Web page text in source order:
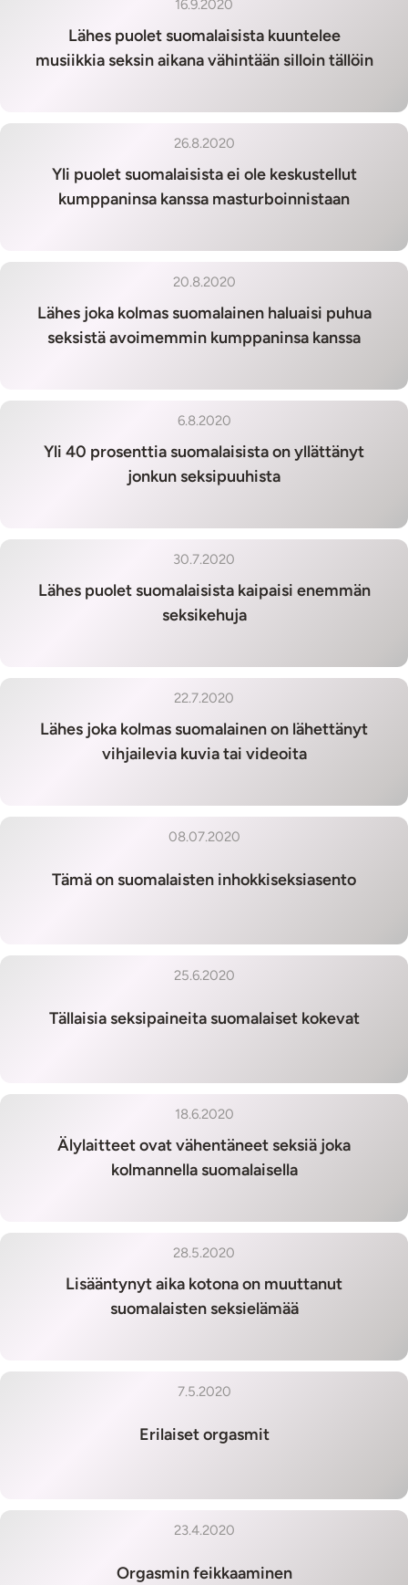
Lähes puolet suomalaisista kuuntelee
musiikkia seksin aikana vähintään silloin tällöin
16.9.2020
Yli puolet suomalaisista ei ole keskustellut
kumppaninsa kanssa masturboinnistaan
26.8.2020
Lähes joka kolmas suomalainen haluaisi puhua
seksistä avoimemmin kumppaninsa kanssa
20.8.2020
Yli 40 prosenttia suomalaisista on yllättänyt
jonkun seksipuuhista
6.8.2020
Lähes puolet suomalaisista kaipaisi enemmän
seksikehuja
30.7.2020
Lähes joka kolmas suomalainen on lähettänyt
vihjailevia kuvia tai videoita
22.7.2020
Tämä on suomalaisten inhokkiseksiasento
08.07.2020
Tällaisia seksipaineita suomalaiset kokevat
25.6.2020
Älylaitteet ovat vähentäneet seksiä joka
kolmannella suomalaisella
18.6.2020
Lisääntynyt aika kotona on muuttanut
suomalaisten seksielämää
28.5.2020
Erilaiset orgasmit
7.5.2020
Orgasmin feikkaaminen
23.4.2020